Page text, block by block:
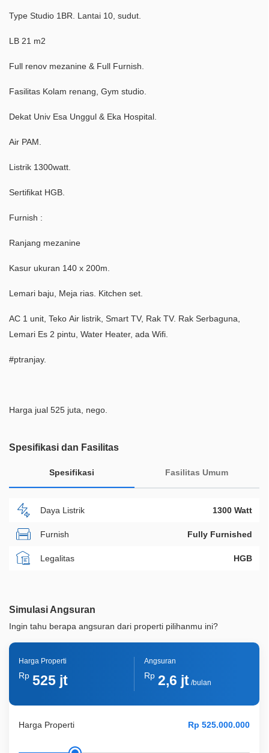
Type Studio 1BR. Lantai 10, sudut.
LB 21 m2
Full renov mezanine & Full Furnish.
Fasilitas Kolam renang, Gym studio.
Dekat Univ Esa Unggul & Eka Hospital.
Air PAM.
Listrik 1300watt.
Sertifikat HGB.
Furnish :
Ranjang mezanine
Kasur ukuran 140 x 200m.
Lemari baju, Meja rias. Kitchen set.
AC 1 unit, Teko Air listrik, Smart TV, Rak TV. Rak Serbaguna,
Lemari Es 2 pintu, Water Heater, ada Wifi.
#ptranjay.
Harga jual 525 juta, nego.
Spesifikasi dan Fasilitas
Spesifikasi Fasilitas Umum
Daya Listrik 1300 Watt
Furnish Fully Furnished
Legalitas HGB
Simulasi Angsuran
Ingin tahu berapa angsuran dari properti pilihanmu ini?
Harga Properti
Harga Properti
Rp 525 jt
Angsuran
Rp 2,6 jt/bulan